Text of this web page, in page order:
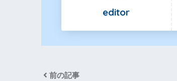
editor
前の記事